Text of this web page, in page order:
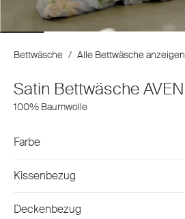
Bettwäsche / Alle Bettwäsche anzeigen
Satin Bettwäsche AVEN
100% Baumwolle
Farbe
Kissenbezug
Deckenbezug